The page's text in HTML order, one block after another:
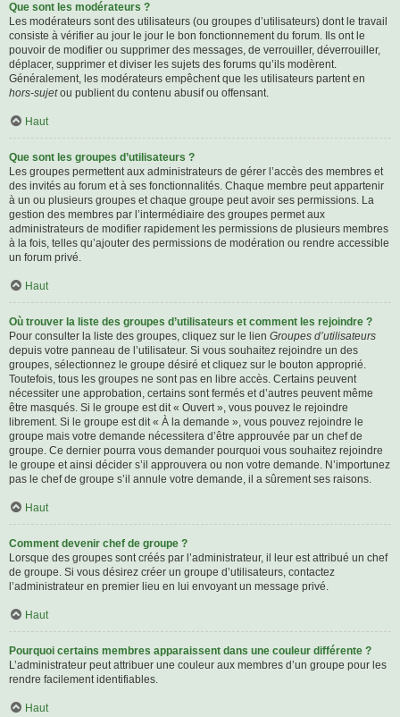
Que sont les modérateurs ?
Les modérateurs sont des utilisateurs (ou groupes d’utilisateurs) dont le travail
consiste à vérifier au jour le jour le bon fonctionnement du forum. Ils ont le
pouvoir de modifier ou supprimer des messages, de verrouiller, déverrouiller,
déplacer, supprimer et diviser les sujets des forums qu’ils modèrent.
Généralement, les modérateurs empêchent que les utilisateurs partent en
hors-sujetou publient du contenu abusif ou offensant.
Haut
Que sont les groupes d’utilisateurs ?
Les groupes permettent aux administrateurs de gérer l’accès des membres et
des invités au forum et à ses fonctionnalités. Chaque membre peut appartenir
à un ou plusieurs groupes et chaque groupe peut avoir ses permissions. La
gestion des membres par l’intermédiaire des groupes permet aux
administrateurs de modifier rapidement les permissions de plusieurs membres
à la fois, telles qu’ajouter des permissions de modération ou rendre accessible
un forum privé.
Haut
Où trouver la liste des groupes d’utilisateurs et comment les rejoindre ?
Pour consulter la liste des groupes, cliquez sur le lien Groupes d’utilisateurs
depuis votre panneau de l’utilisateur. Si vous souhaitez rejoindre un des
groupes, sélectionnez le groupe désiré et cliquez sur le bouton approprié.
Toutefois, tous les groupes ne sont pas en libre accès. Certains peuvent
nécessiter une approbation, certains sont fermés et d’autres peuvent même
être masqués. Si le groupe est dit « Ouvert », vous pouvez le rejoindre
librement. Si le groupe est dit « À la demande », vous pouvez rejoindre le
groupe mais votre demande nécessitera d’être approuvée par un chef de
groupe. Ce dernier pourra vous demander pourquoi vous souhaitez rejoindre
le groupe et ainsi décider s’il approuvera ou non votre demande. N’importunez
pas le chef de groupe s’il annule votre demande, il a sûrement ses raisons.
Haut
Comment devenir chef de groupe ?
Lorsque des groupes sont créés par l’administrateur, il leur est attribué un chef
de groupe. Si vous désirez créer un groupe d’utilisateurs, contactez
l’administrateur en premier lieu en lui envoyant un message privé.
Haut
Pourquoi certains membres apparaissent dans une couleur différente ?
L’administrateur peut attribuer une couleur aux membres d’un groupe pour les
rendre facilement identifiables.
Haut